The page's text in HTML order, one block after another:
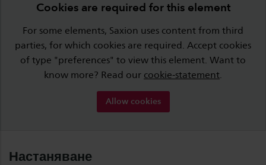
Cookies are required for this element
For some elements, Saxion uses content from third
parties, for which cookies are required. Accept cookies
of type "preferences" to view this element. Want to
know more? Read our cookie-statement.
Allow cookies
Настаняване